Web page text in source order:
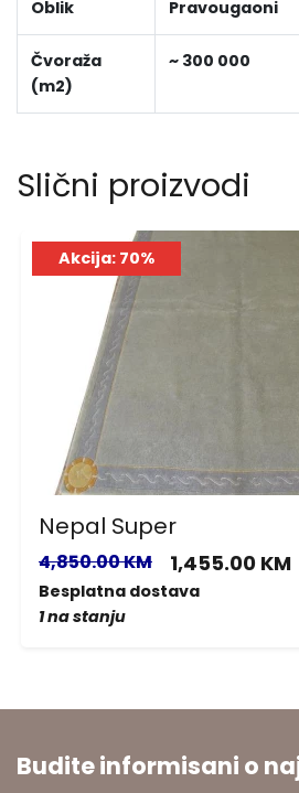
Oblik Pravougaoni
Čvoraža
(m2)
~ 300 000
Slični proizvodi
Akcija: 70%
Nepal Super
4,850.00 KM 1,455.00 KM
Besplatna dostava
1 na stanju
Budite informisani o